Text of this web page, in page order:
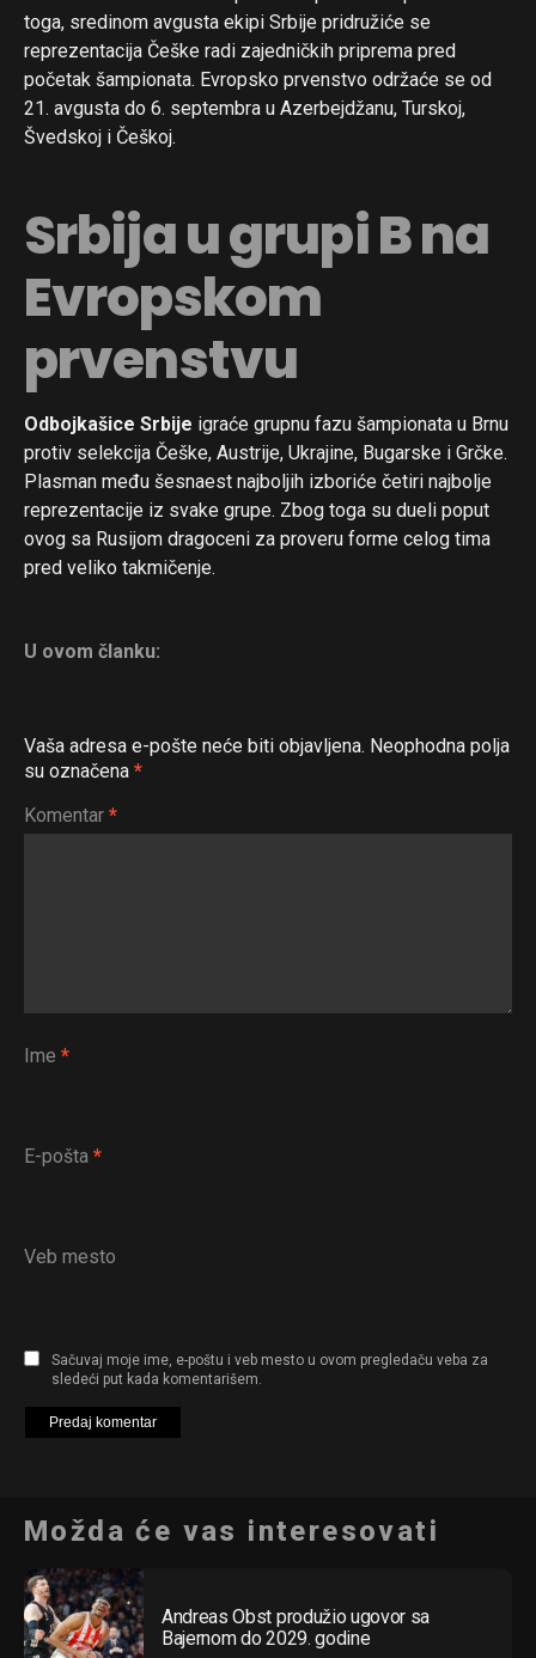
toga, sredinom avgusta ekipi Srbije pridružiće se
reprezentacija Češke radi zajedničkih priprema pred
početak šampionata. Evropsko prvenstvo održaće se od
21. avgusta do 6. septembra u Azerbejdžanu, Turskoj,
Švedskoj i Češkoj.
Srbija u grupi B na
Evropskom
prvenstvu
Odbojkašice Srbije igraće grupnu fazu šampionata u Brnu
protiv selekcija Češke, Austrije, Ukrajine, Bugarske i Grčke.
Plasman među šesnaest najboljih izboriće četiri najbolje
reprezentacije iz svake grupe. Zbog toga su dueli poput
ovog sa Rusijom dragoceni za proveru forme celog tima
pred veliko takmičenje.
U ovom članku:
Vaša adresa e-pošte neće biti objavljena. Neophodna polja
su označena *
Komentar *
Ime *
E-pošta *
Veb mesto
Sačuvaj moje ime, e-poštu i veb mesto u ovom pregledaču veba za
sledeći put kada komentarišem.
Možda će vas interesovati
Andreas Obst produžio ugovor sa
Bajernom do 2029. godine
Flipboard
Email